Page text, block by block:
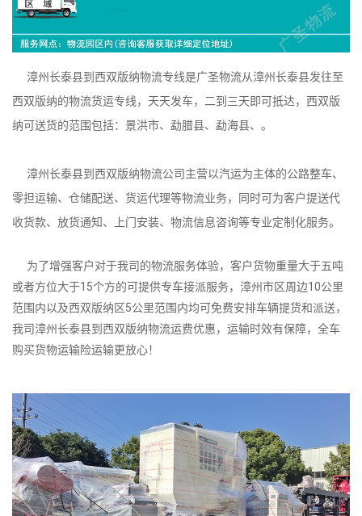
漳州长泰县到西双版纳物流专线是广圣物流从漳州长泰县发往至
西双版纳的物流货运专线，天天发车，二到三天即可抵达，西双版
纳可送货的范围包括：景洪市、勐腊县、勐海县、。
漳州长泰县到西双版纳物流公司主营以汽运为主体的公路整车、
零担运输、仓储配送、货运代理等物流业务，同时可为客户提送代
收货款、放货通知、上门安装、物流信息咨询等专业定制化服务。
为了增强客户对于我司的物流服务体验，客户货物重量大于五吨
或者方位大于15个方的可提供专车接派服务，漳州市区周边10公里
范围内以及西双版纳区5公里范围内均可免费安排车辆提货和派送，
我司漳州长泰县到西双版纳物流运费优惠，运输时效有保障，全车
购买货物运输险运输更放心！